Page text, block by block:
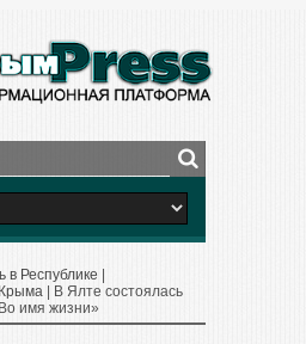
в Республике
В Ялте состоялась
имя жизни»